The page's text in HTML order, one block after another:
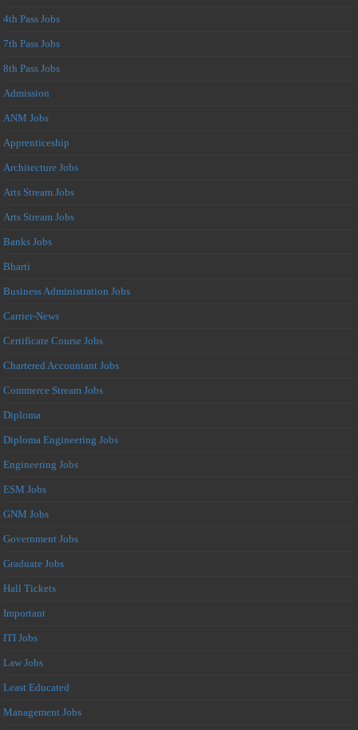
4th Pass Jobs
7th Pass Jobs
8th Pass Jobs
Admission
ANM Jobs
Apprenticeship
Architecture Jobs
Arts Stream Jobs
Arts Stream Jobs
Banks Jobs
Bharti
Business Administration Jobs
Carrier-News
Certificate Course Jobs
Chartered Accountant Jobs
Commerce Stream Jobs
Diploma
Diploma Engineering Jobs
Engineering Jobs
ESM Jobs
GNM Jobs
Government Jobs
Graduate Jobs
Hall Tickets
Important
ITI Jobs
Law Jobs
Least Educated
Management Jobs